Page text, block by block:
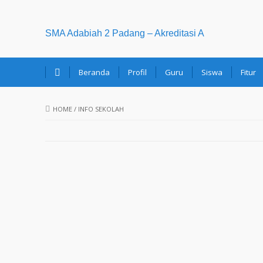
SMA Adabiah 2 Padang – Akreditasi A
Beranda Profil Guru Siswa Fitur
HOME / INFO SEKOLAH